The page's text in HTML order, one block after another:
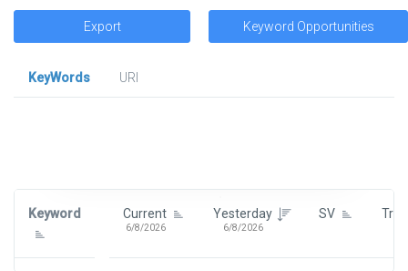
Export Keyword Opportunities
KeyWords
URl
Keyword Current
6/8/2026
Yesterday
6/8/2026
SV